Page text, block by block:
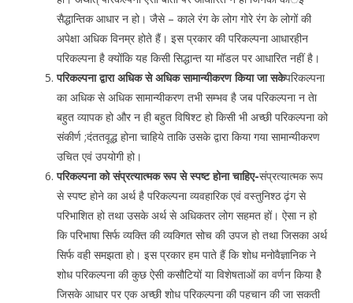
सैद्धान्तिक आधार न हो। जैसे – काले रंग के लोग गोरे रंग के लोगों की
अपेक्षा अधिक विनम्र होते हैं। इस प्रकार की परिकल्पना आधारहीन
परिकल्पना है क्योंकि यह किसी सिद्धान्त या मॉडल पर आधारित नहीं है।
परिकल्पना द्वारा अधिक से अधिक सामान्यीकरण किया जा सकेपरिकल्पना
का अधिक से अधिक सामान्यीकरण तभी सम्भव है जब परिकल्पना न तेा
बहुत व्यापक हो और न ही बहुत विषिश्ट हो किसी भी अच्छी परिकल्पना को
संकीर्ण ;दंततवूद्ध होना चाहिये ताकि उसके द्वारा किया गया सामान्यीकरण
उचित एवं उपयोगी हो।
परिकल्पना को संप्रत्यात्मक रूप से स्पष्ट होना चाहिए-संप्रत्यात्मक रूप
से स्पष्ट होने का अर्थ है परिकल्पना व्यवहारिक एवं वस्तुनिश्ठ ढ़ंग से
परिभाशित हो तथा उसके अर्थ से अधिकतर लोग सहमत हों। ऐसा न हो
कि परिभाषा सिर्फ व्यक्ति की व्यक्गित सोच की उपज हो तथा जिसका अर्थ
सिर्फ वही समझता हो। इस प्रकार हम पाते हैं कि शोध मनोवैज्ञानिक ने
शोध परिकल्पना की कुछ ऐसी कसौटियों या विशेषताओं का वर्णन किया हैे
जिसके आधार पर एक अच्छी शोध परिकल्पना की पहचान की जा सकती